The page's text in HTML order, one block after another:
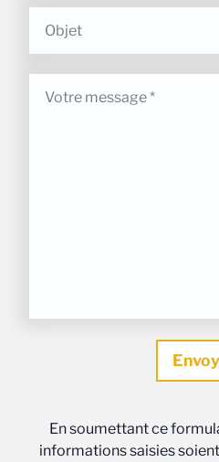
En soumettant ce
informations saisies